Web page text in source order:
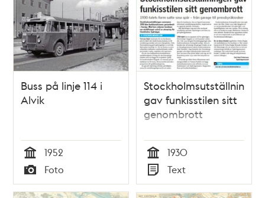
Buss på linje 114 i
Alvik
Tid
1952
Typ
Foto
Stockholmsutställningen
gav funkisstilen sitt
genombrott
Tid
1930
Typ
Text